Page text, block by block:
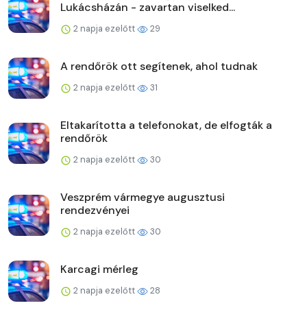
Lukácsházán - zavartan viselked...
2 napja ezelőtt 29
A rendőrök ott segítenek, ahol tudnak
2 napja ezelőtt 31
Eltakarította a telefonokat, de elfogták a
rendőrök
2 napja ezelőtt 30
Veszprém vármegye augusztusi
rendezvényei
2 napja ezelőtt 30
Karcagi mérleg
2 napja ezelőtt 28